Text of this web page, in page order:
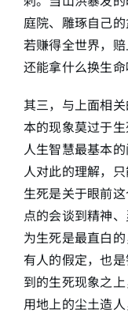
庭院、雕琢自己
若赚得全世界，
还能拿什么换生
其三，与上面相
本的现象莫过于
人生智慧最基本
人对此的理解，
生死是关于眼前
点的会谈到精神
为生死是最直白
有人的假定，也
到的生死现象之
用地上的尘土造